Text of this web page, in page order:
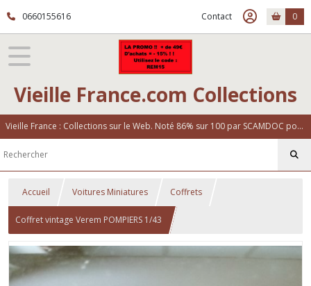
0660155616 Contact 0
Vieille France.com Collections
Vieille France : Collections sur le Web. Noté 86% sur 100 par SCAMDOC pour notre fiabilité
Accueil Voitures Miniatures Coffrets
Coffret vintage Verem POMPIERS 1/43